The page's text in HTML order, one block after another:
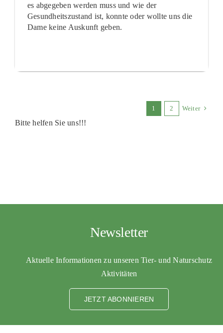
es abgegeben werden muss und wie der
Gesundheitszustand ist, konnte oder wollte uns die
Dame keine Auskunft geben.
1 2 Weiter
Bitte helfen Sie uns!!!
Newsletter
Aktuelle Informationen zu unseren Tier- und Naturschutz
Aktivitäten
JETZT ABONNIEREN